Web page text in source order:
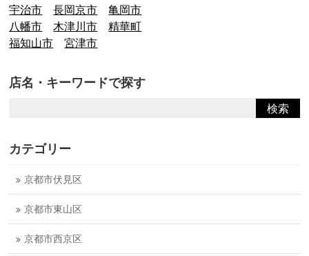
宇治市
長岡京市
亀岡市
八幡市
木津川市
精華町
福知山市
宮津市
店名・キーワードで探す
カテゴリー
京都市伏見区
京都市東山区
京都市西京区